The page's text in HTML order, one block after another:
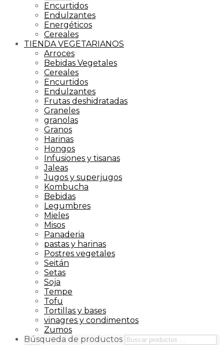
Encurtidos
Endulzantes
Energéticos
Cereales
TIENDA VEGETARIANOS
Arroces
Bebidas Vegetales
Cereales
Encurtidos
Endulzantes
Frutas deshidratadas
Graneles
granolas
Granos
Harinas
Hongos
Infusiones y tisanas
Jaleas
Jugos y superjugos
Kombucha
Bebidas
Legumbres
Mieles
Misos
Panaderia
pastas y harinas
Postres vegetales
Seitán
Setas
Soja
Tempe
Tofu
Tortillas y bases
vinagres y condimentos
Zumos
Búsqueda de productos